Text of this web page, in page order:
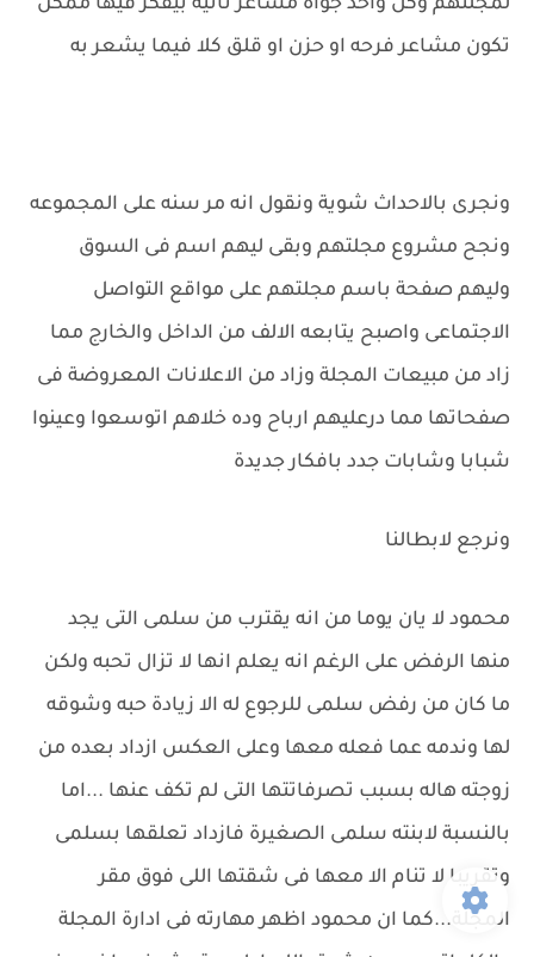
لمجلتهم وكل واحد جواه مشاعر تانية بيفكر فيها ممكن
تكون مشاعر فرحه او حزن او قلق كلا فيما يشعر به
ونجرى بالاحداث شوية ونقول انه مر سنه على المجموعه
ونجح مشروع مجلتهم وبقى ليهم اسم فى السوق
وليهم صفحة باسم مجلتهم على مواقع التواصل
الاجتماعى واصبح يتابعه الالف من الداخل والخارج مما
زاد من مبيعات المجلة وزاد من الاعلانات المعروضة فى
صفحاتها مما درعليهم ارباح وده خلاهم اتوسعوا وعينوا
شبابا وشابات جدد بافكار جديدة
ونرجع لابطالنا
محمود لا يان يوما من انه يقترب من سلمى التى يجد
منها الرفض على الرغم انه يعلم انها لا تزال تحبه ولكن
ما كان من رفض سلمى للرجوع له الا زيادة حبه وشوقه
لها وندمه عما فعله معها وعلى العكس ازداد بعده من
زوجته هاله بسبب تصرفاتتها التى لم تكف عنها ...اما
بالنسبة لابنته سلمى الصغيرة فازداد تعلقها بسلمى
وتقريبا لا تنام الا معها فى شقتها اللى فوق مقر
المجلة...كما ان محمود اظهر مهارته فى ادارة المجلة